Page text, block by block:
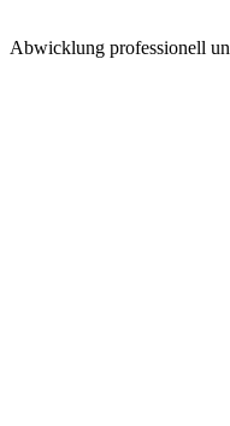
Abwicklung professionell